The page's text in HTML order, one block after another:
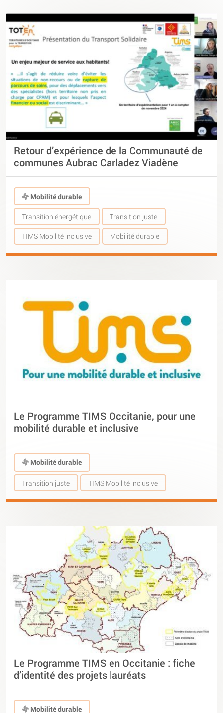
Retour d’expérience de la Communauté de
communes Aubrac Carladez Viadène
Mobilité durable
Transition énergétique Transition juste
TIMS Mobilité inclusive Mobilité durable
Le Programme TIMS Occitanie, pour une
mobilité durable et inclusive
Mobilité durable
Transition juste TIMS Mobilité inclusive
Le Programme TIMS en Occitanie : fiche
d’identité des projets lauréats
Mobilité durable